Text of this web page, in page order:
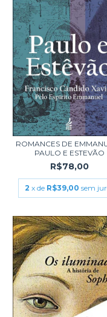
ROMANCES DE
PAULO E ESTEVÃO
R$78,00
2 x de R$39,00 sem